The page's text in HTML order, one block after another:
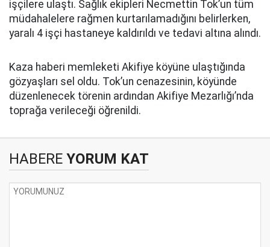
işçilere ulaştı. Sağlık ekipleri Necmettin Tok’un tüm
müdahalelere rağmen kurtarılamadığını belirlerken,
yaralı 4 işçi hastaneye kaldırıldı ve tedavi altına alındı.
Kaza haberi memleketi Akifiye köyüne ulaştığında
gözyaşları sel oldu. Tok’un cenazesinin, köyünde
düzenlenecek törenin ardından Akifiye Mezarlığı’nda
toprağa verileceği öğrenildi.
HABERE YORUM KAT